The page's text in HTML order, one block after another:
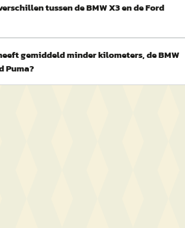
tussen de BMW X3 en de Ford
gemiddeld minder kilometers, de BMW
Puma?